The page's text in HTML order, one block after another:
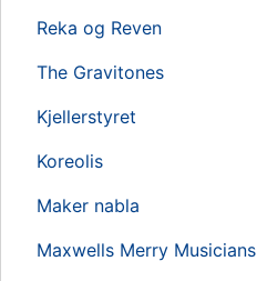
Reka og Reven
The Gravitones
Kjellerstyret
Koreolis
Maker nabla
Maxwells Merry Musicians